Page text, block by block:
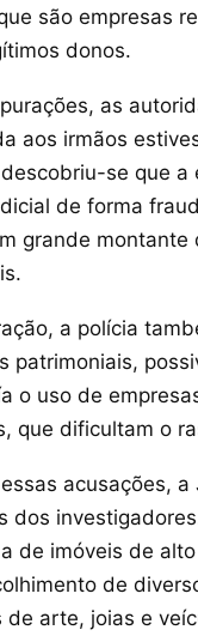
são empresas
donos.
as
aos irmãos
se que
de forma
grande
a polícia
patrimoniais,
o uso de
que dificultam o
acusações,
dos
de imóveis de
de
de arte, joias e